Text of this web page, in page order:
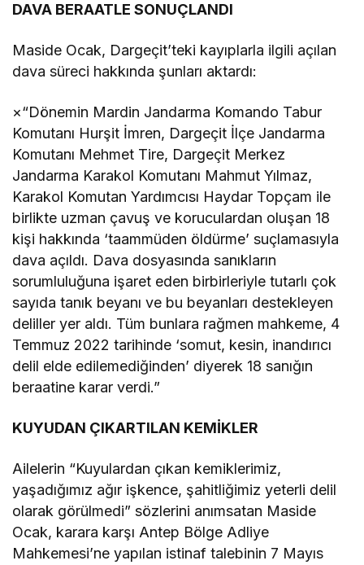
DAVA BERAATLE SONUÇLANDI
Maside Ocak, Dargeçit’teki kayıplarla ilgili açılan
dava süreci hakkında şunları aktardı:
×“Dönemin Mardin Jandarma Komando Tabur
Komutanı Hurşit İmren, Dargeçit İlçe Jandarma
Komutanı Mehmet Tire, Dargeçit Merkez
Jandarma Karakol Komutanı Mahmut Yılmaz,
Karakol Komutan Yardımcısı Haydar Topçam ile
birlikte uzman çavuş ve koruculardan oluşan 18
kişi hakkında ‘taammüden öldürme’ suçlamasıyla
dava açıldı. Dava dosyasında sanıkların
sorumluluğuna işaret eden birbirleriyle tutarlı çok
sayıda tanık beyanı ve bu beyanları destekleyen
deliller yer aldı. Tüm bunlara rağmen mahkeme, 4
Temmuz 2022 tarihinde ‘somut, kesin, inandırıcı
delil elde edilemediğinden’ diyerek 18 sanığın
beraatine karar verdi.”
KUYUDAN ÇIKARTILAN KEMİKLER
Ailelerin “Kuyulardan çıkan kemiklerimiz,
yaşadığımız ağır işkence, şahitliğimiz yeterli delil
olarak görülmedi” sözlerini anımsatan Maside
Ocak, karara karşı Antep Bölge Adliye
Mahkemesi’ne yapılan istinaf talebinin 7 Mayıs